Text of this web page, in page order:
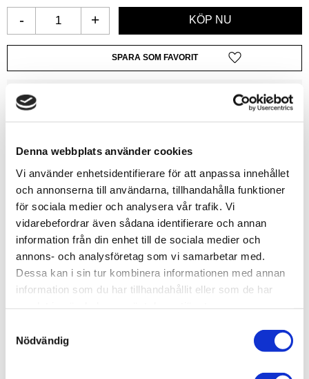
Denna webbplats använder cookies
Vi använder enhetsidentifierare för att anpassa innehållet
och annonserna till användarna, tillhandahålla funktioner
för sociala medier och analysera vår trafik. Vi
vidarebefordrar även sådana identifierare och annan
information från din enhet till de sociala medier och
annons- och analysföretag som vi samarbetar med.
Dessa kan i sin tur kombinera informationen med annan
information som du har tillhandahållit eller som de har
Nödvändig
+
-
Lägg till i favoriter
Lagerstatus
6 st i lager
Artikelnr
VAL70870
Leveranstid
skickas från oss inom 0-1 vardagar
Allmänt
Vallejo har tagit fram en ny formulering som kommer att
överraska dig med sin fantastiska penselvänlighet,
Du kommer att märka att färgerna torkar snabbt och
bildar ett homogent och självutjämnande lager som